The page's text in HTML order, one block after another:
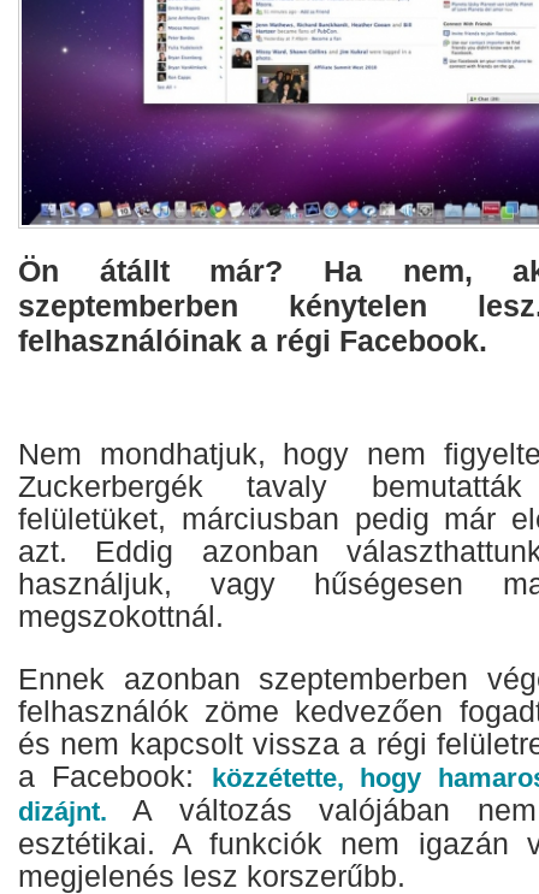
Ön átállt már? Ha nem,
szeptemberben kénytelen
felhasználóinak a régi Facebook.
Nem mondhatjuk, hogy nem
Zuckerbergék tavaly
felületüket, márciusban pedig már
azt. Eddig azonban
használjuk, vagy hűségesen
megszokottnál.
Ennek azonban szeptemberben
felhasználók zöme kedvezően
és nem kapcsolt vissza a régi
a Facebook:
közzétette, hogy
dizájnt.A változás valójában
esztétikai. A funkciók nem igazán
megjelenés lesz korszerűbb.